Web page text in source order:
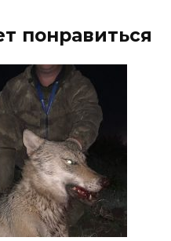
понравиться